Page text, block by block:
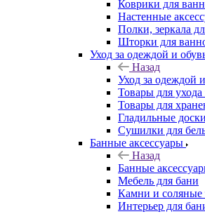
Коврики для
Настенные
Полки, зеркала
Шторки для
Уход за одеждой и
Назад
Уход за одеждой
Товары для
Товары для
Гладильные доски
Сушилки для
Банные аксессуары
Назад
Банные
Мебель для бани
Камни и соляные
Интерьер для